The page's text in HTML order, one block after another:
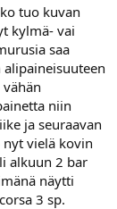
tuo kuvan
kylmä- vai
saa
niin
ja seuraavan
vielä kovin
alkuun 2 bar
näytti
3 sp.